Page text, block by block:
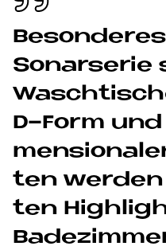
So­nar­se­rie
D-Form
ten
ten